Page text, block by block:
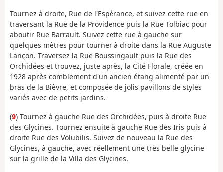
Tournez à droite, Rue de l'Espérance, et suivez cette rue en
traversant la Rue de la Providence puis la Rue Tolbiac pour
aboutir Rue Barrault. Suivez cette rue à gauche sur
quelques mètres pour tourner à droite dans la Rue Auguste
Lançon. Traversez la Rue Boussingault puis la Rue des
Orchidées et trouvez, juste après, la Cité Florale, créée en
1928 après comblement d'un ancien étang alimenté par un
bras de la Bièvre, et composée de jolis pavillons de styles
variés avec de petits jardins.
(9) Tournez à gauche Rue des Orchidées, puis à droite Rue
des Glycines. Tournez ensuite à gauche Rue des Iris puis à
droite Rue des Volubilis. Suivez de nouveau la Rue des
Glycines, à gauche, avec réellement une très belle glycine
sur la grille de la Villa des Glycines.